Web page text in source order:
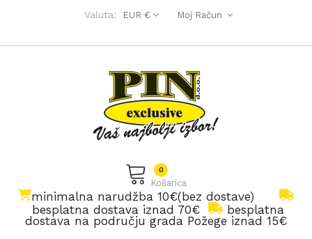
Valuta: EUR € Moj Račun
Košarica
0
minimalna narudžba 10€(bez dostave)
besplatna dostava iznad 70€
besplatna
dostava na području grada Požege iznad 15€